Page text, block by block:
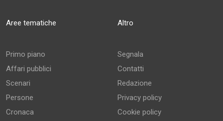
Aree tematiche
Primo piano
Affari pubblici
Scenari
Persone
Cronaca
Altro
Segnala
Contatti
Redazione
Privacy policy
Cookie policy